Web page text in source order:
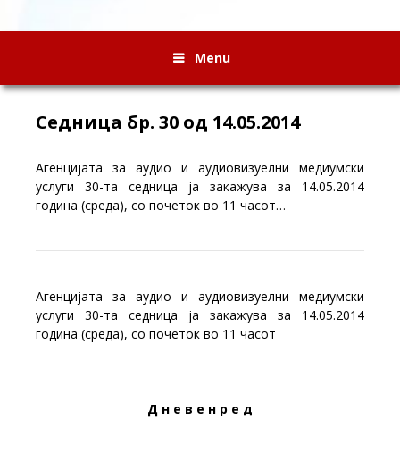
Menu
Седница бр. 30 од 14.05.2014
Агенцијата за аудио и аудиовизуелни медиумски
услуги 30-та седница ја закажува за 14.05.2014
година (среда), со почеток во 11 часот…
Агенцијата за аудио и аудиовизуелни медиумски
услуги 30-та седница ја закажува за 14.05.2014
година (среда), со почеток во 11 часот
Д н е в е н р е д